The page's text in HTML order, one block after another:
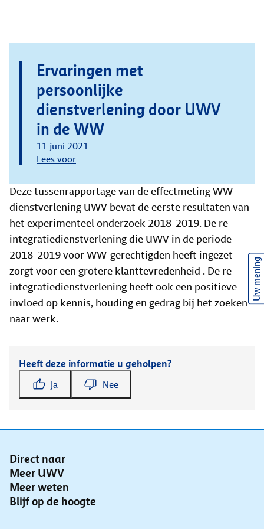
Ervaringen met
persoonlijke
dienstverlening door UWV
in de WW
11 juni 2021
Lees voor
Deze tussenrapportage van de effectmeting WW-
dienstverlening UWV bevat de eerste resultaten van
het experimenteel onderzoek 2018-2019. De re-
integratiedienstverlening die UWV in de periode
2018-2019 voor WW-gerechtigden heeft ingezet
zorgt voor een grotere klanttevredenheid . De re-
integratiedienstverlening heeft ook een positieve
invloed op kennis, houding en gedrag bij het zoeken
naar werk.
Heeft deze informatie u geholpen?
Ja Nee
Direct naar
Meer UWV
Meer weten
Blijf op de hoogte
Uw mening